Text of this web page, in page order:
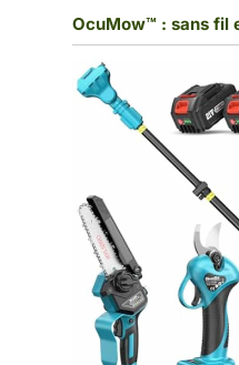
OcuMow™ : sans fil